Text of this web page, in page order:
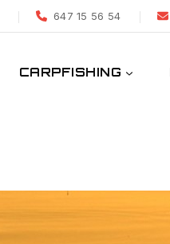
647 15 56 54
CARPFISHING